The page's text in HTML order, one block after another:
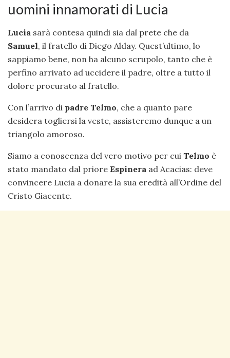
uomini innamorati di Lucia
Lucia sarà contesa quindi sia dal prete che da
Samuel, il fratello di Diego Alday. Quest’ultimo, lo
sappiamo bene, non ha alcuno scrupolo, tanto che è
perfino arrivato ad uccidere il padre, oltre a tutto il
dolore procurato al fratello.
Con l’arrivo di padre Telmo, che a quanto pare
desidera togliersi la veste, assisteremo dunque a un
triangolo amoroso.
Siamo a conoscenza del vero motivo per cui Telmo è
stato mandato dal priore Espinera ad Acacias: deve
convincere Lucia a donare la sua eredità all’Ordine del
Cristo Giacente.